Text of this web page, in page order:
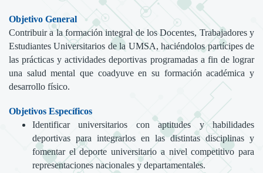
Objetivo General
Contribuir a la formación integral de los Docentes, Trabajadores y
Estudiantes Universitarios de la UMSA, haciéndolos partícipes de
las prácticas y actividades deportivas programadas a fin de lograr
una salud mental que coadyuve en su formación académica y
desarrollo físico.
Objetivos Específicos
Identificar universitarios con aptitudes y habilidades
deportivas para integrarlos en las distintas disciplinas y
fomentar el deporte universitario a nivel competitivo para
representaciones nacionales y departamentales.